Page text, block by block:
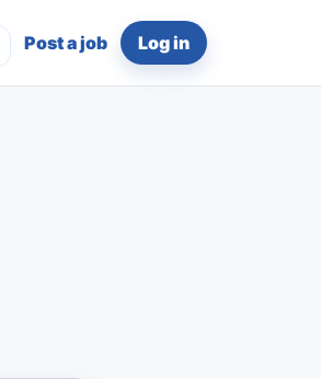
Post a job Log in